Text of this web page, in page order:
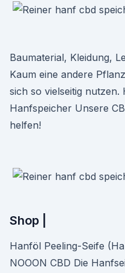
Baumaterial, Kleidung,
Kaum eine andere
sich so vielseitig nutzen.
Hanfspeicher Unsere
helfen!
Shop |
Hanföl Peeling-Seife
NOOON CBD Die